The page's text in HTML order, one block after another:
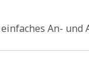
An- und